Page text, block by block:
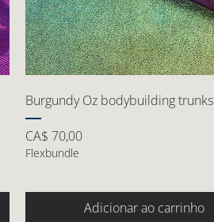
Burgundy Oz bodybuilding trunks
Preço
CA$ 70,00
Flexbundle
Adicionar ao carrinho